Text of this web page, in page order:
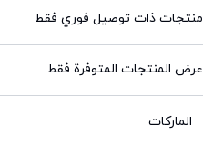
منتجات ذات توصيل فوري فقط
عرض المنتجات المتوفرة فقط
الماركات